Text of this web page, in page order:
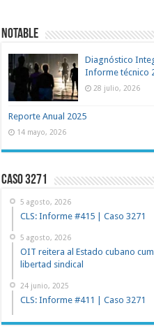
NOTABLE
Diagnóstico
Informe técnico
28 julio, 2026
Reporte Anual 2025
14 mayo, 2026
Caso 3271
5 agosto, 2026
CLS: Informe #415 | Caso 3271
5 agosto, 2026
OIT reitera al Estado cubano
libertad sindical
24 junio, 2025
CLS: Informe #411 | Caso 3271